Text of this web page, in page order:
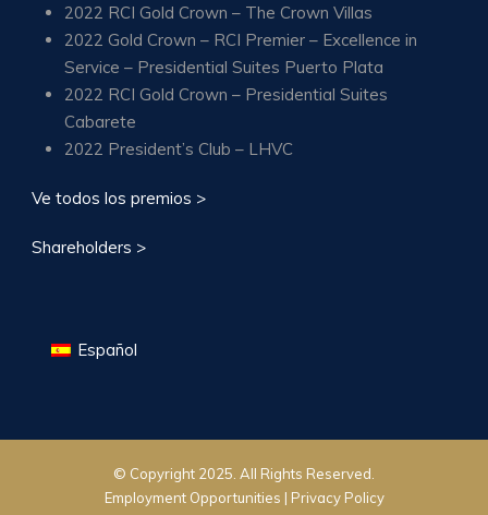
2022 RCI Gold Crown – The Crown Villas
2022 Gold Crown – RCI Premier – Excellence in
Service – Presidential Suites Puerto Plata
2022 RCI Gold Crown – Presidential Suites
Cabarete
2022 President’s Club – LHVC
Ve todos los premios >
Shareholders >
Español
© Copyright 2025. All Rights Reserved.
Employment Opportunities | Privacy Policy